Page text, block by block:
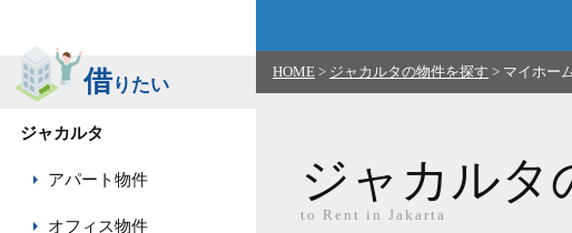
借りたい
ジャカルタ
アパート物件
オフィス物件
HOME > ジャカルタの物件を探す > マイホー
ジャカルタ
to Rent in Jakarta